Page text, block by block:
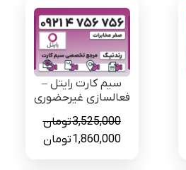
سیم کارت رایتل –
فعالسازی غیرحضوری
3,525,000تومان
قیمت
1,860,000تومانقیمت